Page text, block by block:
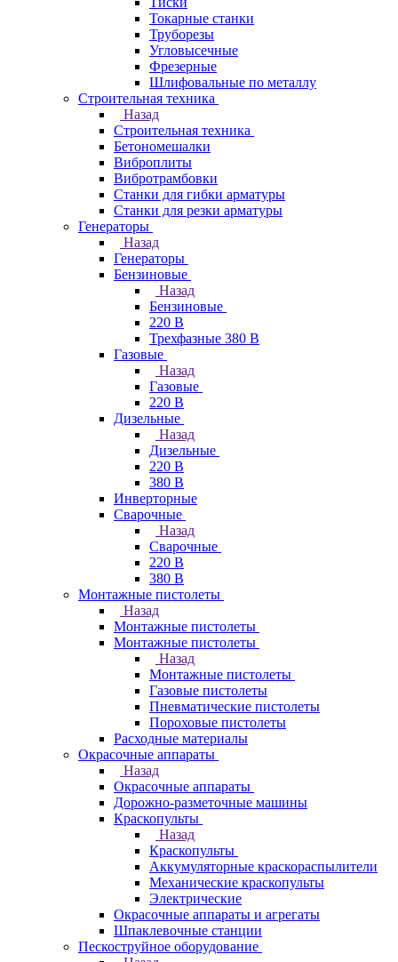
Токарные станки
Труборезы
Угловысечные
Фрезерные
Шлифовальные по металлу
Строительная техника
Назад
Строительная техника
Бетономешалки
Виброплиты
Вибротрамбовки
Станки для гибки арматуры
Станки для резки арматуры
Генераторы
Назад
Генераторы
Бензиновые
Назад
Бензиновые
220 В
Трехфазные 380 В
Газовые
Назад
Газовые
220 В
Дизельные
Назад
Дизельные
220 В
380 В
Инверторные
Сварочные
Назад
Сварочные
220 В
380 В
Монтажные пистолеты
Назад
Монтажные пистолеты
Монтажные пистолеты
Назад
Монтажные пистолеты
Газовые пистолеты
Пневматические пистолеты
Пороховые пистолеты
Расходные материалы
Окрасочные аппараты
Назад
Окрасочные аппараты
Дорожно-разметочные машины
Краскопульты
Назад
Краскопульты
Аккумуляторные краскораспылители
Механические краскопульты
Электрические
Окрасочные аппараты и агрегаты
Шпаклевочные станции
Пескоструйное оборудование